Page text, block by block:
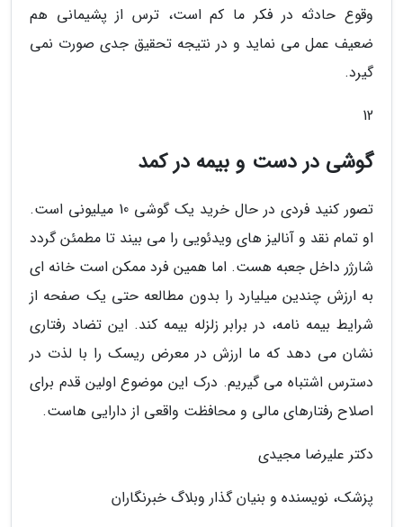
وقوع حادثه در فکر ما کم است، ترس از پشیمانی هم
ضعیف عمل می نماید و در نتیجه تحقیق جدی صورت نمی
گیرد.
12
گوشی در دست و بیمه در کمد
تصور کنید فردی در حال خرید یک گوشی 10 میلیونی است.
او تمام نقد و آنالیز های ویدئویی را می بیند تا مطمئن گردد
شارژر داخل جعبه هست. اما همین فرد ممکن است خانه ای
به ارزش چندین میلیارد را بدون مطالعه حتی یک صفحه از
شرایط بیمه نامه، در برابر زلزله بیمه کند. این تضاد رفتاری
نشان می دهد که ما ارزش در معرض ریسک را با لذت در
دسترس اشتباه می گیریم. درک این موضوع اولین قدم برای
اصلاح رفتارهای مالی و محافظت واقعی از دارایی هاست.
دکتر علیرضا مجیدی
پزشک، نویسنده و بنیان گذار وبلاگ خبرنگاران